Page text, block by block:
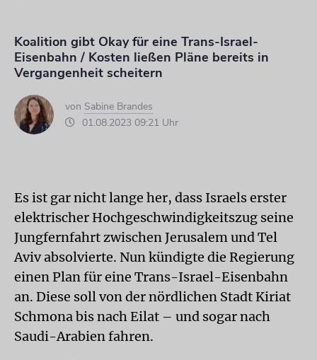
Koalition gibt Okay für eine Trans-Israel-
Eisenbahn / Kosten ließen Pläne bereits in
Vergangenheit scheitern
von Sabine Brandes
01.08.2023 09:21 Uhr
Es ist gar nicht lange her, dass Israels erster
elektrischer Hochgeschwindigkeitszug seine
Jungfernfahrt zwischen Jerusalem und Tel
Aviv absolvierte. Nun kündigte die Regierung
einen Plan für eine Trans-Israel-Eisenbahn
an. Diese soll von der nördlichen Stadt Kiriat
Schmona bis nach Eilat – und sogar nach
Saudi-Arabien fahren.